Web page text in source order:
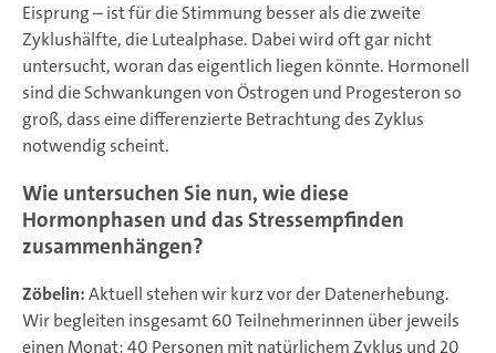
Eisprung – ist für die Stimmung besser als die zweite
Zyklushälfte, die Lutealphase. Dabei wird oft gar nicht
untersucht, woran das eigentlich liegen könnte. Hormonell
sind die Schwankungen von Östrogen und Progesteron so
groß, dass eine differenzierte Betrachtung des Zyklus
notwendig scheint.
Wie untersuchen Sie nun, wie diese
Hormonphasen und das Stressempfinden
zusammenhängen?
Zöbelin:Aktuell stehen wir kurz vor der Datenerhebung.
Wir begleiten insgesamt 60 Teilnehmerinnen über jeweils
einen Monat: 40 Personen mit natürlichem Zyklus und 20